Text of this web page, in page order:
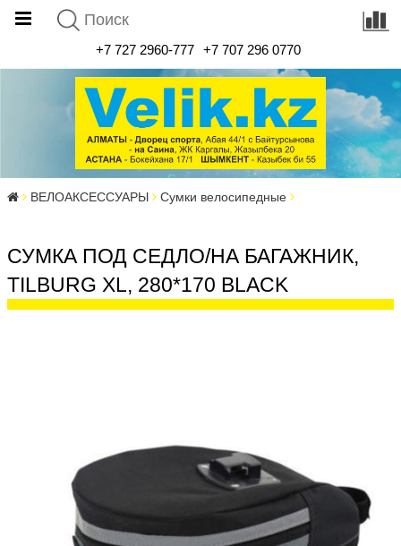
+7 727 2960-777 +7 707 296 0770
ВЕЛОАКСЕССУАРЫ Сумки велосипедные
СУМКА ПОД СЕДЛО/НА БАГАЖНИК,
TILBURG XL, 280*170 BLACK